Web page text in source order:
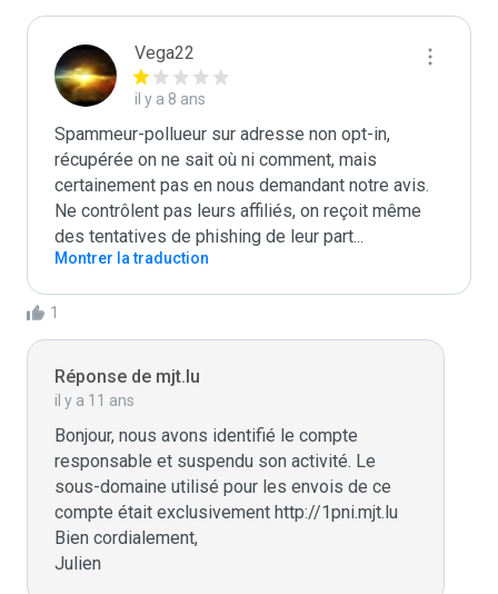
Vega22
il y a 8 ans
Spammeur-pollueur sur adresse non opt-in,
récupérée on ne sait où ni comment, mais
certainement pas en nous demandant notre avis.
Ne contrôlent pas leurs affiliés, on reçoit même
des tentatives de phishing de leur part...
Montrer la traduction
1
Réponse de mjt.lu
il y a 11 ans
Bonjour, nous avons identifié le compte
responsable et suspendu son activité. Le
sous-domaine utilisé pour les envois de ce
compte était exclusivement http://1pni.mjt.lu
Bien cordialement,
Julien